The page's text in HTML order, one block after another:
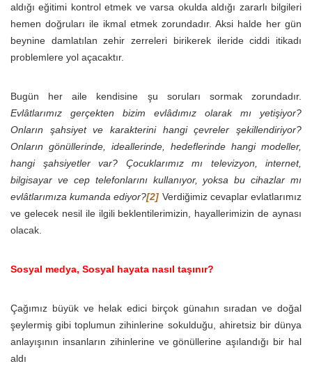
aldığı eğitimi kontrol etmek ve varsa okulda aldığı zararlı bilgileri
hemen doğruları ile ikmal etmek zorundadır. Aksi halde her gün
beynine damlatılan zehir zerreleri birikerek ileride ciddi itikadı
problemlere yol açacaktır.
Bugün her aile kendisine şu soruları sormak zorundadır.
Evlâtlarımız gerçekten bizim evlâdımız olarak mı yetişiyor?
Onların şahsiyet ve karakterini hangi çevreler şekillendiriyor?
Onların gönüllerinde, ideallerinde, hedeflerinde hangi modeller,
hangi şahsiyetler var? Çocuklarımız mı televizyon, internet,
bilgisayar ve cep telefonlarını kullanıyor, yoksa bu cihazlar mı
evlâtlarımıza kumanda ediyor?[2] Verdiğimiz cevaplar evlatlarımız
ve gelecek nesil ile ilgili beklentilerimizin, hayallerimizin de aynası
olacak.
Sosyal medya, Sosyal hayata nasıl taşınır?
Çağımız büyük ve helak edici birçok günahın sıradan ve doğal
şeylermiş gibi toplumun zihinlerine sokulduğu, ahiretsiz bir dünya
anlayışının insanların zihinlerine ve gönüllerine aşılandığı bir hal
aldı